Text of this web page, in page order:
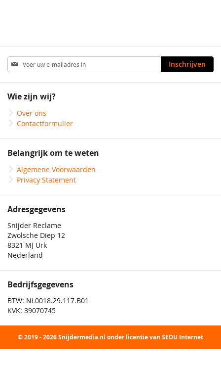
Abonneer
u
op
nieuwsbrief
Inschrijven
Wie zijn wij?
Over ons
Contactformulier
Belangrijk om te weten
Algemene Voorwaarden
Privacy Statement
Adresgegevens
Snijder Reclame
Zwolsche Diep 12
8321 MJ Urk
Nederland
Bedrijfsgegevens
BTW: NL0018.29.117.B01
KVK: 39070745
© 2019 - 2026 Snijdermedia.nl onder licentie van SEDU Internet